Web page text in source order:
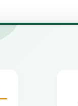
تبريد سريع
إضاءة داخلية LED
مستوي ضجيج
درج مخصص
ذو كفاءة عالية